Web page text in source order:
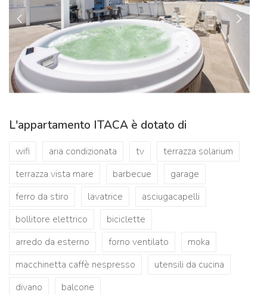
L'appartamento ITACA è dotato di
wifi aria condizionata tv
terrazza solarium
terrazza vista mare
barbecue
garage
ferro da stiro
lavatrice
asciugacapelli
bollitore elettrico
biciclette
arredo da esterno
forno ventilato
moka
macchinetta caffè nespresso
utensili da cucina
divano
balcone